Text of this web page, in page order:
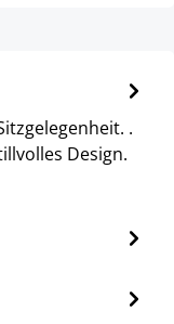
.
Design.